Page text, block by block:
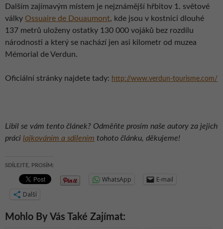
Dalším zajímavým místem je nejznámější hřbitov 1. světové
války Ossuaire de Douaumont, kde jsou v kostnici dlouhé
137 metrů uloženy ostatky 130 000 vojáků bez rozdílu
národnosti a který se nachází jen asi kilometr od muzea
Mémorial de Verdun.
Oficiální stránky najdete tady: http://www.verdun-tourisme.com/
Líbil se vám tento článek? Odměňte prosím naše autory za jejich
práci lajkováním a sdílením tohoto článku, děkujeme!
SDÍLEJTE, PROSÍM:
WhatsApp
E-mail
Další
Mohlo By Vás Také Zajímat: